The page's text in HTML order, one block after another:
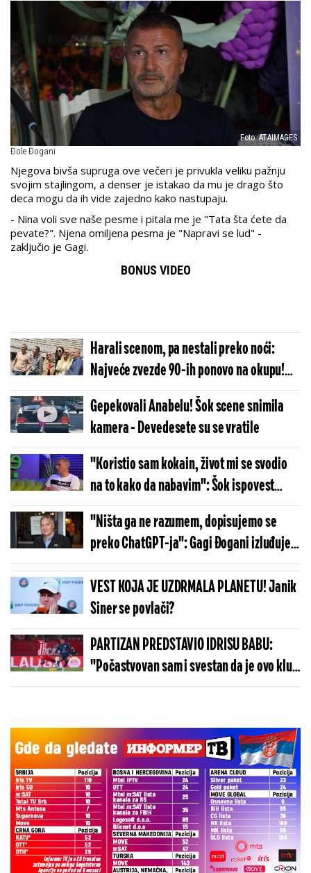
Foto: ATAIMAGES
Đole Đogani
Njegova bivša supruga ove večeri je privukla veliku pažnju
svojim stajlingom, a denser je istakao da mu je drago što
deca mogu da ih vide zajedno kako nastupaju.
- Nina voli sve naše pesme i pitala me je "Tata šta ćete da
pevate?". Njena omiljena pesma je "Napravi se lud" -
zaključio je Gagi.
BONUS VIDEO
Harali scenom, pa nestali preko noći:
Najveće zvezde 90-ih ponovo na okupu!
(FOTO/VIDEO)
Gepekovali Anabelu! Šok scene snimila
kamera - Devedesete su se vratile
"Koristio sam kokain, život mi se svodio
na to kako da nabavim": Šok ispovest
Gagija Đoganija
"Ništa ga ne razumem, dopisujemo se
preko ChatGPT-ja": Gagi Đogani izluđuje
ćerku - Svađa se sa veštačkom
inteligencijom
VEST KOJA JE UZDRMALA PLANETU! Janik
Siner se povlači?
PARTIZAN PREDSTAVIO IDRISU BABU:
"Počastvovan sam i svestan da je ovo klub
sa velikom istorijom"